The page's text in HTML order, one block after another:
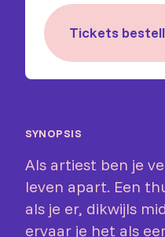
Tickets
SYNOPSIS
Als artiest ben je
leven apart. Een
als je er, dikwijls
ervaar je het als